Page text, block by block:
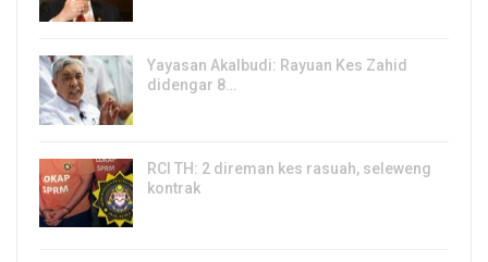
Yayasan Akalbudi: Rayuan Kes Zahid
didengar 8…
RCI TH: 2 direman kes rasuah, seleweng
kontrak